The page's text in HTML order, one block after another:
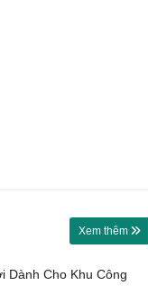
Xem thêm
Dành Cho Khu Công